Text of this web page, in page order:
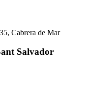
Cabrera de Mar
Salvador